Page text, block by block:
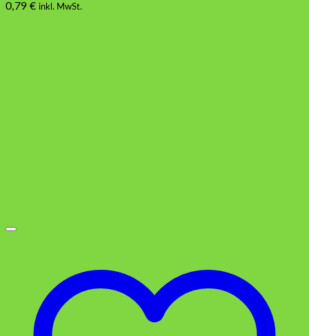
0,79 € inkl. MwSt.